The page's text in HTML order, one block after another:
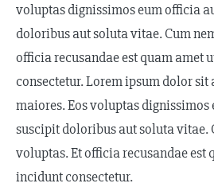
voluptas dignissimos eum officia
doloribus aut soluta vitae. Cum
officia recusandae est quam amet
consectetur. Lorem ipsum dolor
maiores. Eos voluptas
suscipit doloribus aut soluta
voluptas. Et officia recusandae
incidunt consectetur.